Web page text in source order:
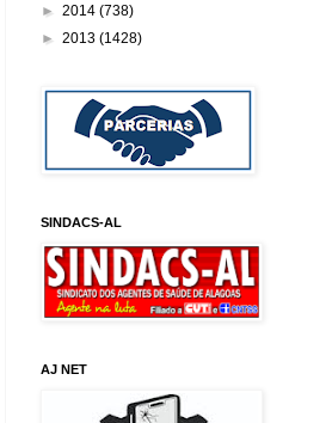
► 2014 (738)
► 2013 (1428)
SINDACS-AL
AJ NET